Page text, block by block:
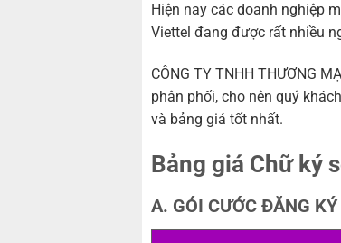
Hiện nay các doanh nghiệp
Viettel đang được rất nhiều
CÔNG TY TNHH THƯƠNG
phân phối, cho nên quý
và bảng giá tốt nhất.
Bảng giá Chữ ký
A. GÓI CƯỚC ĐĂNG